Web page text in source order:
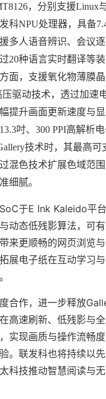
，分别支援Linux
科NPU处理器，具备
多人语音辨识、会议
20种语言实时翻译等装
面，支援氧化物薄膜
压驱动技术，透过加速
提升画面更新速度与
吋、300 PPI高解析
技术时，其最高可
混色技术扩展色域范
细腻。
于E Ink Kaleido平
动态低残影算法，可
来更顺畅的网页浏览
展电子纸在互动学习
合作，进一步释放
高速刷新、低残影与
实现画质与操作流畅
。联发科也将持续以
科技推动智慧阅读与